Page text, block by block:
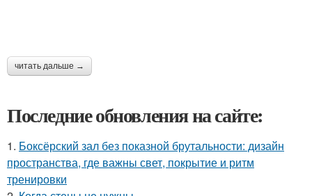
читать дальше →
Последние обновления на сайте:
1. Боксёрский зал без показной брутальности: дизайн
пространства, где важны свет, покрытие и ритм
тренировки